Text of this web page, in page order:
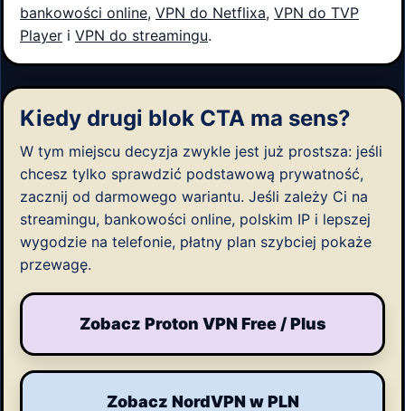
bankowości online, VPN do Netflixa, VPN do TVP
Player i VPN do streamingu.
Kiedy drugi blok CTA ma sens?
W tym miejscu decyzja zwykle jest już prostsza: jeśli
chcesz tylko sprawdzić podstawową prywatność,
zacznij od darmowego wariantu. Jeśli zależy Ci na
streamingu, bankowości online, polskim IP i lepszej
wygodzie na telefonie, płatny plan szybciej pokaże
przewagę.
Zobacz Proton VPN Free / Plus
Zobacz NordVPN w PLN